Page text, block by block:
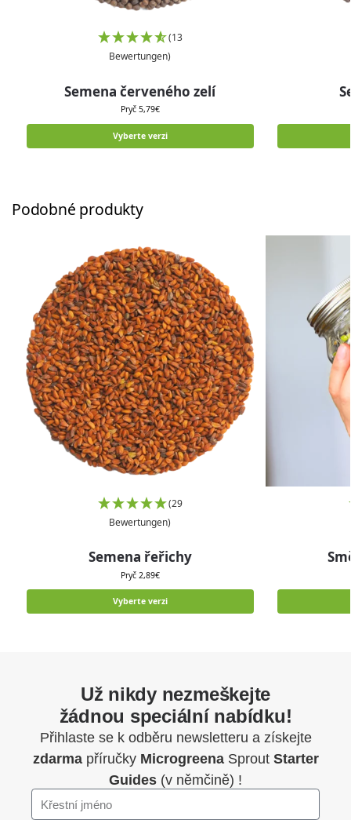
(13
Bewertungen)
Semena červeného zelí
Pryč 5,79€
Vyberte verzi
Podobné produkty
(29
Bewertungen)
Semena řeřichy
Pryč 2,89€
Vyberte verzi
Už nikdy nezmeškejte
žádnou speciální nabídku!
Přihlaste se k odběru newsletteru a získejte
zdarmapříručky MicrogreenaSprout Starter
Guides (v němčině) !